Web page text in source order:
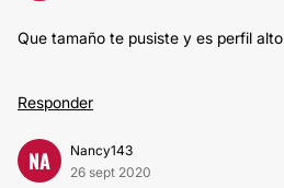
Que tamaño te pusiste y es perfil alto
Responder
NA
Nancy143
26 sept 2020